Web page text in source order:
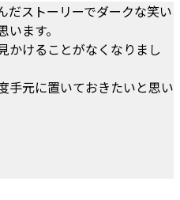
だストーリーでダークな笑い
ます。
かけることがなくなりまし
手元に置いておきたいと思い